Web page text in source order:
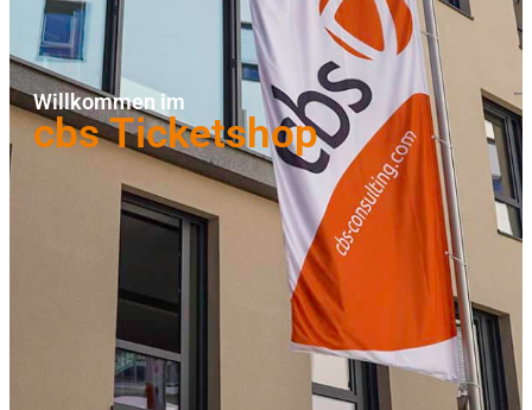
Willkommen im
cbs Ticketshop